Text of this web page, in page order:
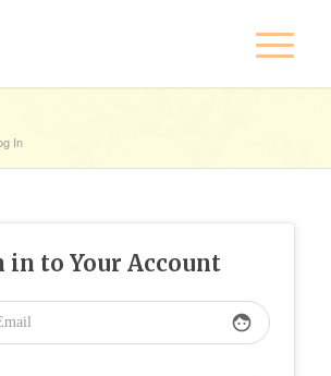
In
in to Your Account
face